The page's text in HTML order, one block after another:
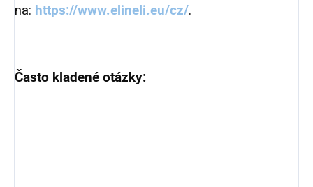
na: https://www.elineli.eu/cz/.
Často kladené otázky: